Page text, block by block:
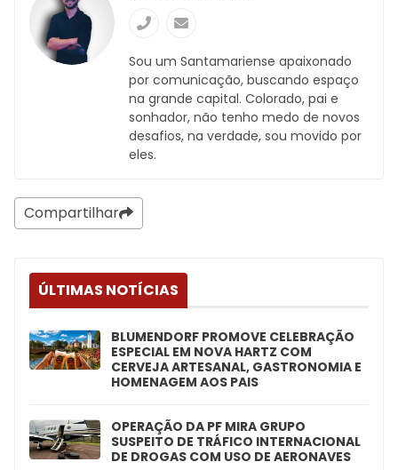
Sou um Santamariense apaixonado
por comunicação, buscando espaço
na grande capital. Colorado, pai e
sonhador, não tenho medo de novos
desafios, na verdade, sou movido por
eles.
Compartilhar
ÚLTIMAS NOTÍCIAS
BLUMENDORF PROMOVE CELEBRAÇÃO
ESPECIAL EM NOVA HARTZ COM
CERVEJA ARTESANAL, GASTRONOMIA E
HOMENAGEM AOS PAIS
OPERAÇÃO DA PF MIRA GRUPO
SUSPEITO DE TRÁFICO INTERNACIONAL
DE DROGAS COM USO DE AERONAVES